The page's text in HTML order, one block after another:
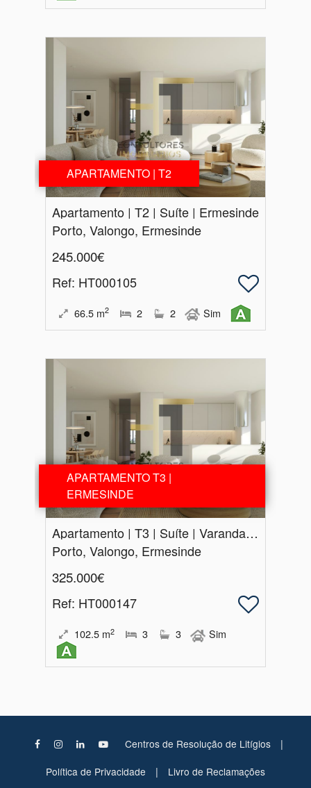
APARTAMENTO | T2
Apartamento | T2 | Suíte | Ermesinde
Porto, Valongo, Ermesinde
245.000€
Ref: HT000105
66.5 m2 2 2 Sim
APARTAMENTO T3 |
ERMESINDE
Apartamento | T3 | Suíte | Varanda | Box | Ermesinde
Porto, Valongo, Ermesinde
325.000€
Ref: HT000147
102.5 m2 3 3 Sim
Centros de Resolução de Litígios |
Política de Privacidade | Livro de Reclamações